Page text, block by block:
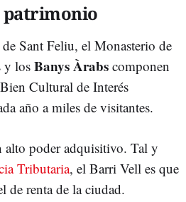
patrimonio
Sant Feliu, el Monasterio de
y losBanys Àrabs componen
Cultural de Interés
año a miles de visitantes.
alto poder adquisitivo. Tal y
Tributaria, el Barri Vell es que
de renta de la ciudad.